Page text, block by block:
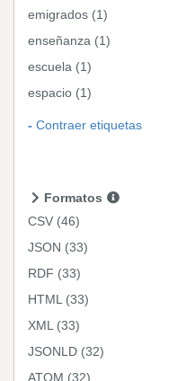
emigrados (1)
enseñanza (1)
escuela (1)
espacio (1)
Contraer etiquetas
Formatos
CSV (46)
JSON (33)
RDF (33)
HTML (33)
XML (33)
JSONLD (32)
ATOM (32)